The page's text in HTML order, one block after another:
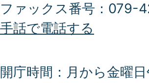
ファックス番号：079-
手話で電話する
開庁時間：月から金曜